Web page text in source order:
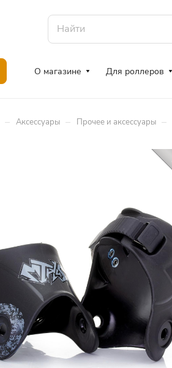
О магазине Для роллеров
– Аксессуары – Прочее и аксессуары –